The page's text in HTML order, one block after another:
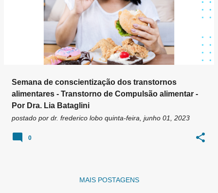
Semana de conscientização dos transtornos
alimentares - Transtorno de Compulsão alimentar -
Por Dra. Lia Bataglini
postado por dr. frederico lobo quinta-feira, junho 01, 2023
0
MAIS POSTAGENS